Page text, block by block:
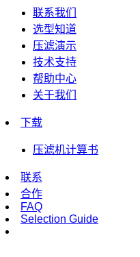
联系我们
选型知道
压滤演示
技术支持
帮助中心
关于我们
下载
压滤机计算书
联系
合作
FAQ
Selection Guide